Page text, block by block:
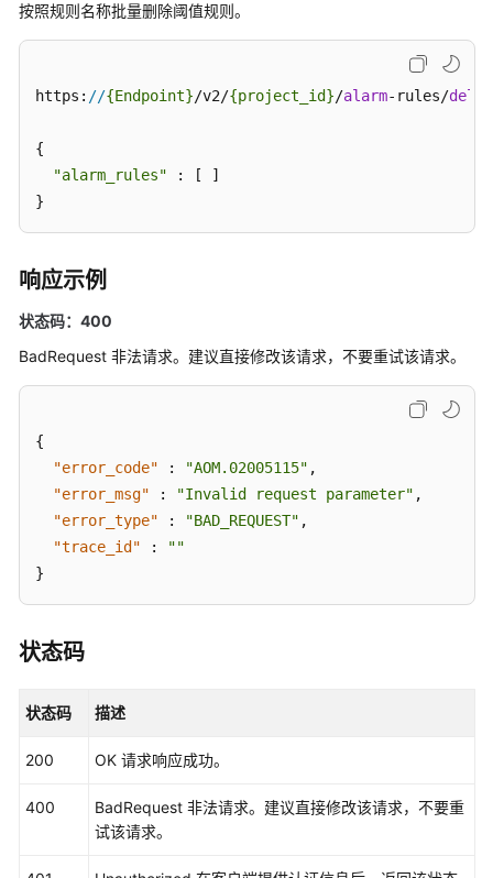
区
域）
隆
区
用
前
概
览
如
调
API
API
告
监
按照规则名称批量删除阈值规则。
https: //{Endpoint}/v2/{project_id}/alarm-rules/
{
"alarm_rules" : [ ]
}
响应示例
状态码：400
BadRequest 非法请求。建议直接修改该请求，不要重试该请求。
{
"error_code"
: "AOM.02005115" ,
"error_msg"
: "Invalid request parameter" ,
"error_type"
: "BAD_REQUEST" ,
"trace_id"
:
""
}
状态码
状态码 描述
200 OK 请求响应成功。
400
BadRequest 非法请求。建议直接修改该请求，不要重
试该请求。